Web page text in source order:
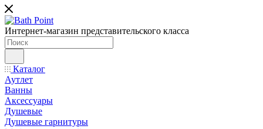
Интернет-магазин представительского класса
Каталог
Аутлет
Ванны
Аксессуары
Душевые
Душевые гарнитуры